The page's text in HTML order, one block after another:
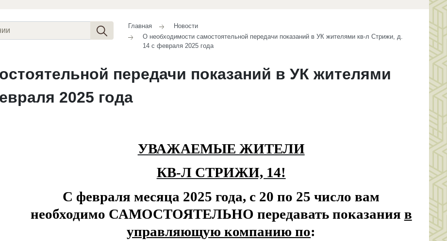
Главная
Новости
О необходимости самостоятельной передачи показаний в УК жителями кв-л Стрижи, д.
14 с февраля 2025 года
передачи показаний в УК жителями
2025 года
УВАЖАЕМЫЕ ЖИТЕЛИ
КВ-Л СТРИЖИ, 14!
С февраля месяца 2025 года, с 20 по 25 число вам
необходимо САМОСТОЯТЕЛЬНО передавать показания в
управляющую компанию по: